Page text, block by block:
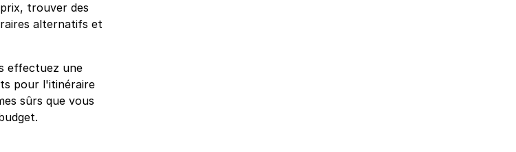
trouver des
alternatifs et
effectuez une
pour l'itinéraire
sûrs que vous